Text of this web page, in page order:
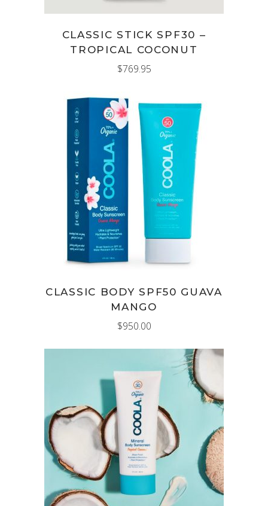
CLASSIC STICK SPF30 –
TROPICAL COCONUT
$769.95
AÑADIR AL CARRITO
CLASSIC BODY SPF50 GUAVA
MANGO
$950.00
AÑADIR AL CARRITO